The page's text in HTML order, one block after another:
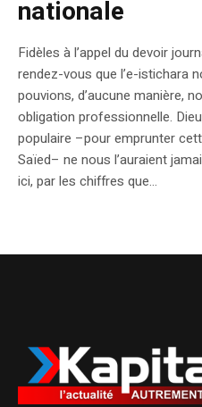
nationale
Fidèles à l’appel du devoir
rendez-vous que l’e-istichara
pouvions, d’aucune manière,
obligation professionnelle.
populaire –pour emprunter
Saïed– ne nous l’auraient
ici, par les chiffres que...